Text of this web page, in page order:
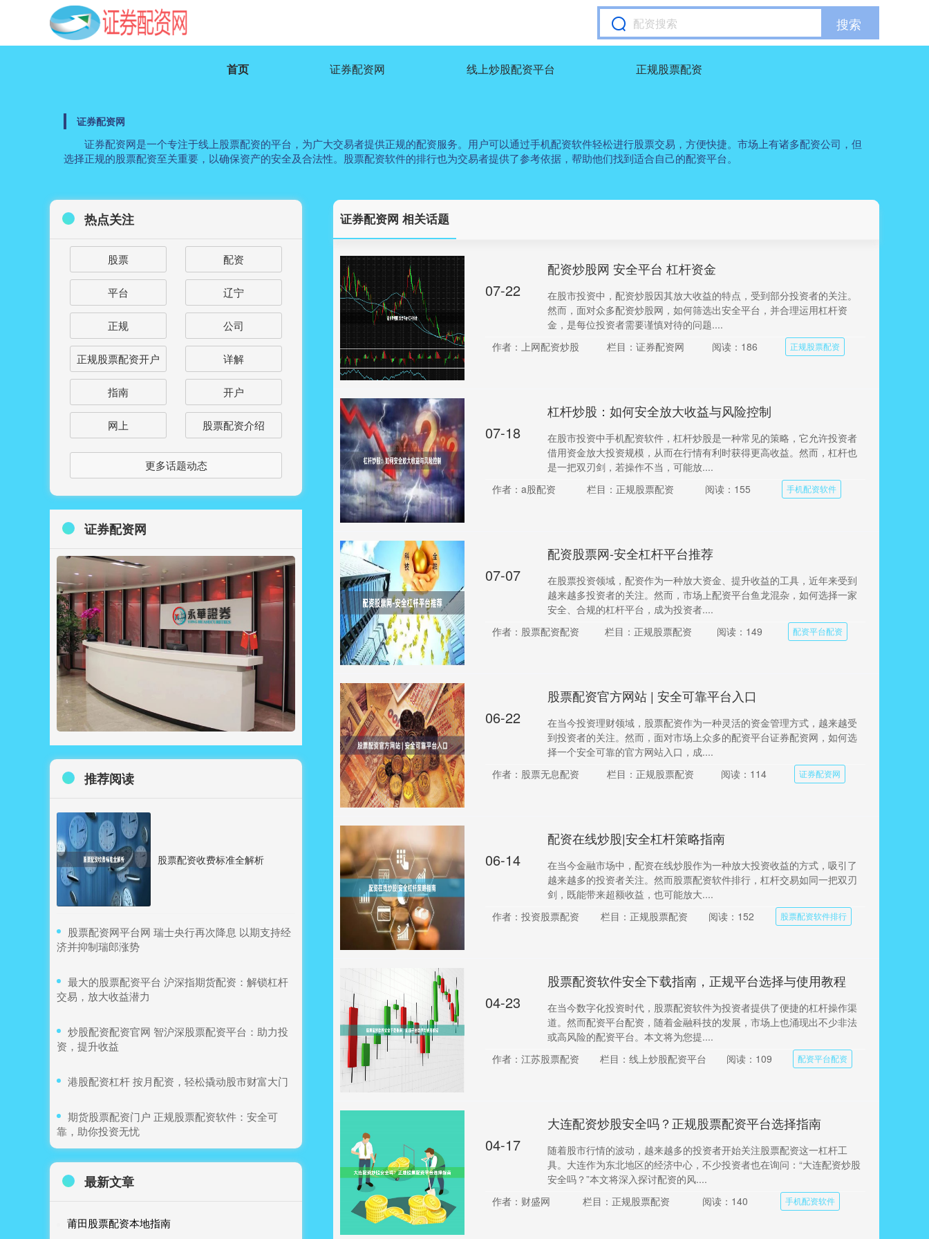
搜索
首页 证券配资网 线上炒股配资平台 正规股票配资
证券配资网
证券配资网是一个专注于线上股票配资的平台，为广大交易者提供正规的配资服务。用户可以通过手机配资软件轻松进行股票交易，方便快捷。市场上有诸多配资公司，但
选择正规的股票配资至关重要，以确保资产的安全及合法性。股票配资软件的排行也为交易者提供了参考依据，帮助他们找到适合自己的配资平台。
证券配资网 相关话题
07-22
配资炒股网 安全平台 杠杆资金
在股市投资中，配资炒股因其放大收益的特点，受到部分投资者的关注。
然而，面对众多配资炒股网，如何筛选出安全平台，并合理运用杠杆资
金，是每位投资者需要谨慎对待的问题....
作者：上网配资炒股
栏目：证券配资网 阅读：186 正规股票配资
07-18
杠杆炒股：如何安全放大收益与风险控制
在股市投资中手机配资软件，杠杆炒股是一种常见的策略，它允许投资者
借用资金放大投资规模，从而在行情有利时获得更高收益。然而，杠杆也
是一把双刃剑，若操作不当，可能放....
作者：a股配资
栏目：正规股票配资 阅读：155 手机配资软件
07-07
配资股票网-安全杠杆平台推荐
在股票投资领域，配资作为一种放大资金、提升收益的工具，近年来受到
越来越多投资者的关注。然而，市场上配资平台鱼龙混杂，如何选择一家
安全、合规的杠杆平台，成为投资者....
作者：股票配资配资
栏目：正规股票配资 阅读：149 配资平台配资
06-22
股票配资官方网站 | 安全可靠平台入口
在当今投资理财领域，股票配资作为一种灵活的资金管理方式，越来越受
到投资者的关注。然而，面对市场上众多的配资平台证券配资网，如何选
择一个安全可靠的官方网站入口，成....
作者：股票无息配资
栏目：正规股票配资 阅读：114 证券配资网
06-14
配资在线炒股|安全杠杆策略指南
在当今金融市场中，配资在线炒股作为一种放大投资收益的方式，吸引了
越来越多的投资者关注。然而股票配资软件排行，杠杆交易如同一把双刃
剑，既能带来超额收益，也可能放大....
作者：投资股票配资
栏目：正规股票配资 阅读：152 股票配资软件排行
04-23
股票配资软件安全下载指南，正规平台选择与使用教程
在当今数字化投资时代，股票配资软件为投资者提供了便捷的杠杆操作渠
道。然而配资平台配资，随着金融科技的发展，市场上也涌现出不少非法
或高风险的配资平台。本文将为您提....
作者：江苏股票配资
栏目：线上炒股配资平台 阅读：109 配资平台配资
04-17
大连配资炒股安全吗？正规股票配资平台选择指南
随着股市行情的波动，越来越多的投资者开始关注股票配资这一杠杆工
具。大连作为东北地区的经济中心，不少投资者也在询问：“大连配资炒股
安全吗？”本文将深入探讨配资的风....
作者：财盛网
栏目：正规股票配资 阅读：140 手机配资软件
热点关注
股票 配资
平台 辽宁
正规 公司
正规股票配资开户 详解
指南 开户
网上 股票配资介绍
更多话题动态
证券配资网
推荐阅读
股票配资收费标准全解析
​股票配资网平台网 瑞士央行再次降息 以期支持经
济并抑制瑞郎涨势
​最大的股票配资平台 沪深指期货配资：解锁杠杆
交易，放大收益潜力
​炒股配资配资官网 智沪深股票配资平台：助力投
资，提升收益
​港股配资杠杆 按月配资，轻松撬动股市财富大门
​期货股票配资门户 正规股票配资软件：安全可
靠，助你投资无忧
最新文章
莆田股票配资本地指南